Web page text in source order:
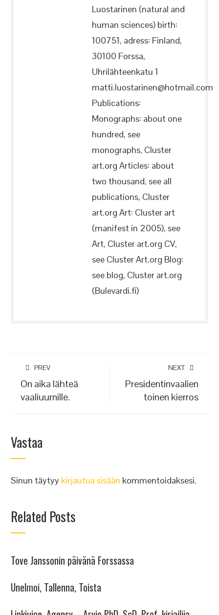
Luostarinen (natural and
human sciences) birth:
100751, adress: Finland,
30100 Forssa,
Uhrilähteenkatu 1
matti.luostarinen@hotmail.com
Publications:
Monographs: about one
hundred, see
monographs, Cluster
art.org Articles: about
two thousand, see all
publications, Cluster
art.org Art: Cluster art
(manifest in 2005), see
Art, Cluster art.org CV,
see Cluster Art.org Blog:
see blog, Cluster art.org
(Bulevardi.fi)
PREV
On aika lähteä
vaaliuurnille.
NEXT
Presidentinvaalien
toinen kierros
Vastaa
Sinun täytyy kirjautua sisään kommentoidaksesi.
Related Posts
Tove Janssonin päivänä Forssassa
Unelmoi, Tallenna, Toista